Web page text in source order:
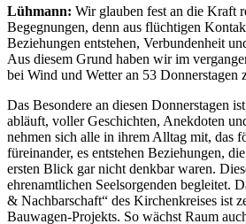
Lühmann: Wir glauben fest an die Kraft
Begegnungen, denn aus flüchtigen
Beziehungen entstehen, Verbundenheit
Aus diesem Grund haben wir im
bei Wind und Wetter an 53 Donnerstagen
Das Besondere an diesen Donnerstagen
abläuft, voller Geschichten, Anekdoten
nehmen sich alle in ihrem Alltag mit, das
füreinander, es entstehen Beziehungen,
ersten Blick gar nicht denkbar waren.
ehrenamtlichen Seelsorgenden begleitet.
& Nachbarschaft“ des Kirchenkreises ist
Bauwagen-Projekts. So wächst Raum